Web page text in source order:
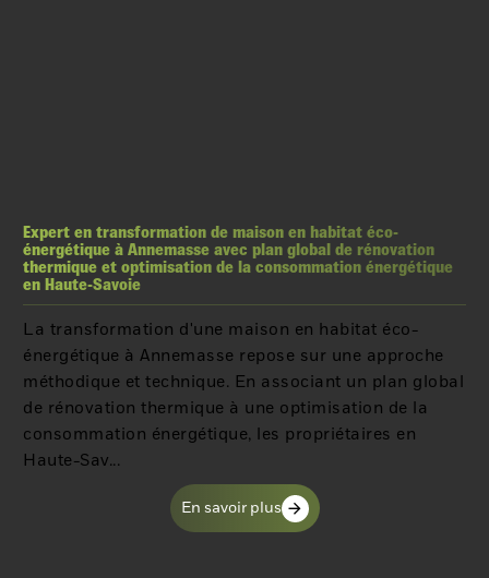
Expert en transformation de maison en habitat éco-
énergétique à Annemasse avec plan global de rénovation
thermique et optimisation de la consommation énergétique
en Haute-Savoie
La transformation d'une maison en habitat éco-
énergétique à Annemasse repose sur une approche
méthodique et technique. En associant un plan global
de rénovation thermique à une optimisation de la
consommation énergétique, les propriétaires en
Haute-Sav...
En savoir plus